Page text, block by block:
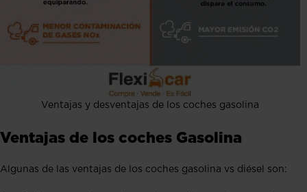
Ventajas y desventajas de los coches gasolina
Ventajas de los coches Gasolina
Algunas de las ventajas de los coches gasolina vs diésel son: